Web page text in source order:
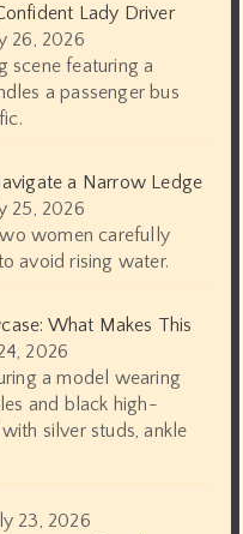
Lady Driver
26, 2026
scene featuring a
a passenger bus
a Narrow Ledge
25, 2026
women carefully
avoid rising water.
What Makes This
2026
a model wearing
and black high-
silver studs, ankle
23, 2026